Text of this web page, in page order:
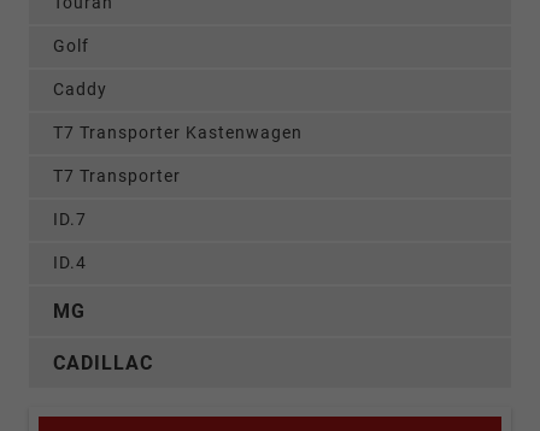
Golf
Caddy
T7 Transporter Kastenwagen
T7 Transporter
ID.7
ID.4
MG
CADILLAC